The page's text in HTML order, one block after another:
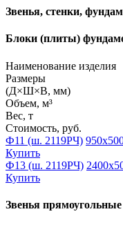
Звенья, стенки,
Блоки (плиты)
Наименование изделия
Размеры
(Д×Ш×В, мм)
Объем, м³
Вес, т
Стоимость, руб.
Ф11 (ш. 2119РЧ)
Купить
Ф13 (ш. 2119РЧ)
Купить
Звенья прямоугольные